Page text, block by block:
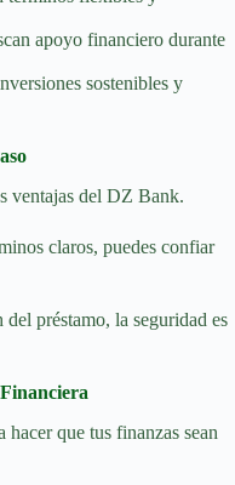
apoyo financiero durante
sostenibles y
ventajas del DZ Bank.
claros, puedes confiar
préstamo, la seguridad es
que tus finanzas sean